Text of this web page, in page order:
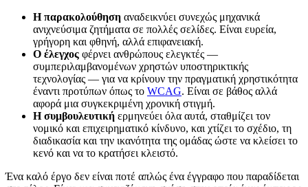
Η παρακολούθηση αναδεικνύει συνεχώς μηχανικά
ανιχνεύσιμα ζητήματα σε πολλές σελίδες. Είναι ευρεία,
γρήγορη και φθηνή, αλλά επιφανειακή.
Ο έλεγχος φέρνει ανθρώπους ελεγκτές —
συμπεριλαμβανομένων χρηστών υποστηρικτικής
τεχνολογίας — για να κρίνουν την πραγματική χρηστικότητα
έναντι προτύπων όπως το WCAG. Είναι σε βάθος αλλά
αφορά μια συγκεκριμένη χρονική στιγμή.
Η συμβουλευτική ερμηνεύει όλα αυτά, σταθμίζει τον
νομικό και επιχειρηματικό κίνδυνο, και χτίζει το σχέδιο, τη
διαδικασία και την ικανότητα της ομάδας ώστε να κλείσει το
κενό και να το κρατήσει κλειστό.
Ένα καλό έργο δεν είναι ποτέ απλώς ένα έγγραφο που παραδίδεται